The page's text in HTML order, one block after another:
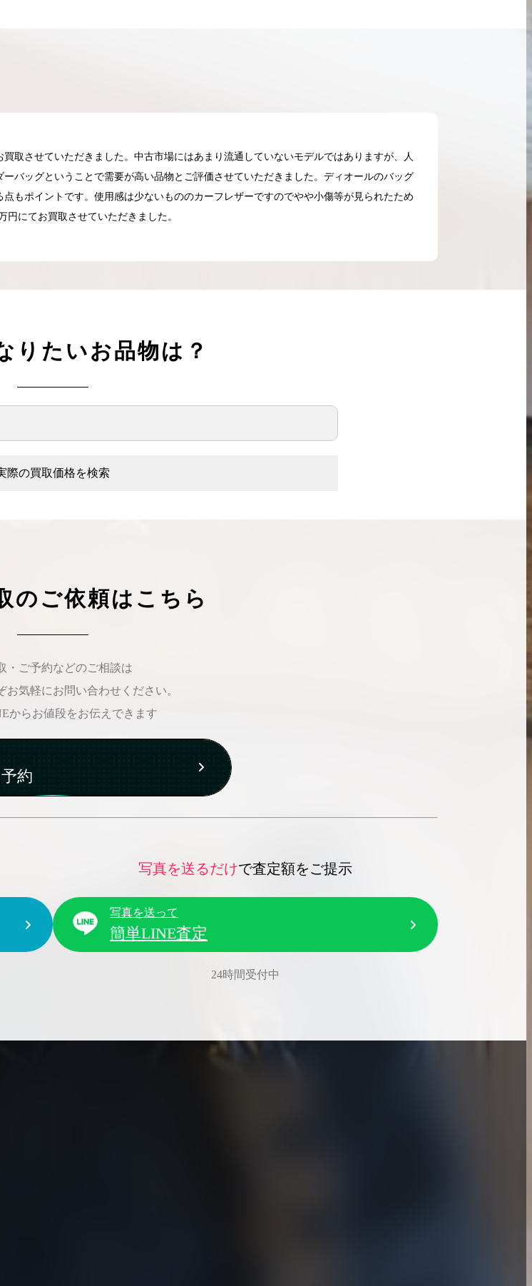
解説
取価格は？相場高騰で全体的に買取価格がア
ップしています
取させていただきました。中古市場にはあまり流通していないモデルではありますが、人
バッグということで需要が高い品物とご評価させていただきました。ディオールのバッグ
もポイントです。使用感は少ないもののカーフレザーですのでやや小傷等が見られたため
にてお買取させていただきました。
りたいお品物は？
際の買取価格を検索
のご依頼はこちら
・ご予約などのご相談は
お気軽にお問い合わせください。
からお値段をお伝えできます
約
写真を送るだけで査定額をご提示
写真を送って
簡単LINE査定
24時間受付中